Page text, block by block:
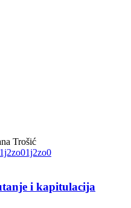
Trošić
i kapitulacija